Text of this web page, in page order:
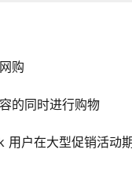
购
的同时进行购物
户在大型促销活动期